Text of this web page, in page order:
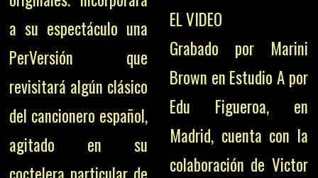
a su espectáculo una
PerVersión que
revisitará algún clásico
del cancionero español,
agitado en su
EL VIDEO
Grabado por Marini
Brown en Estudio A por
Edu Figueroa, en
Madrid, cuenta con la
colaboración de Victor